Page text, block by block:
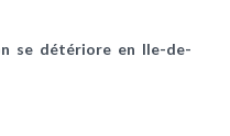
se détériore en Ile-de-